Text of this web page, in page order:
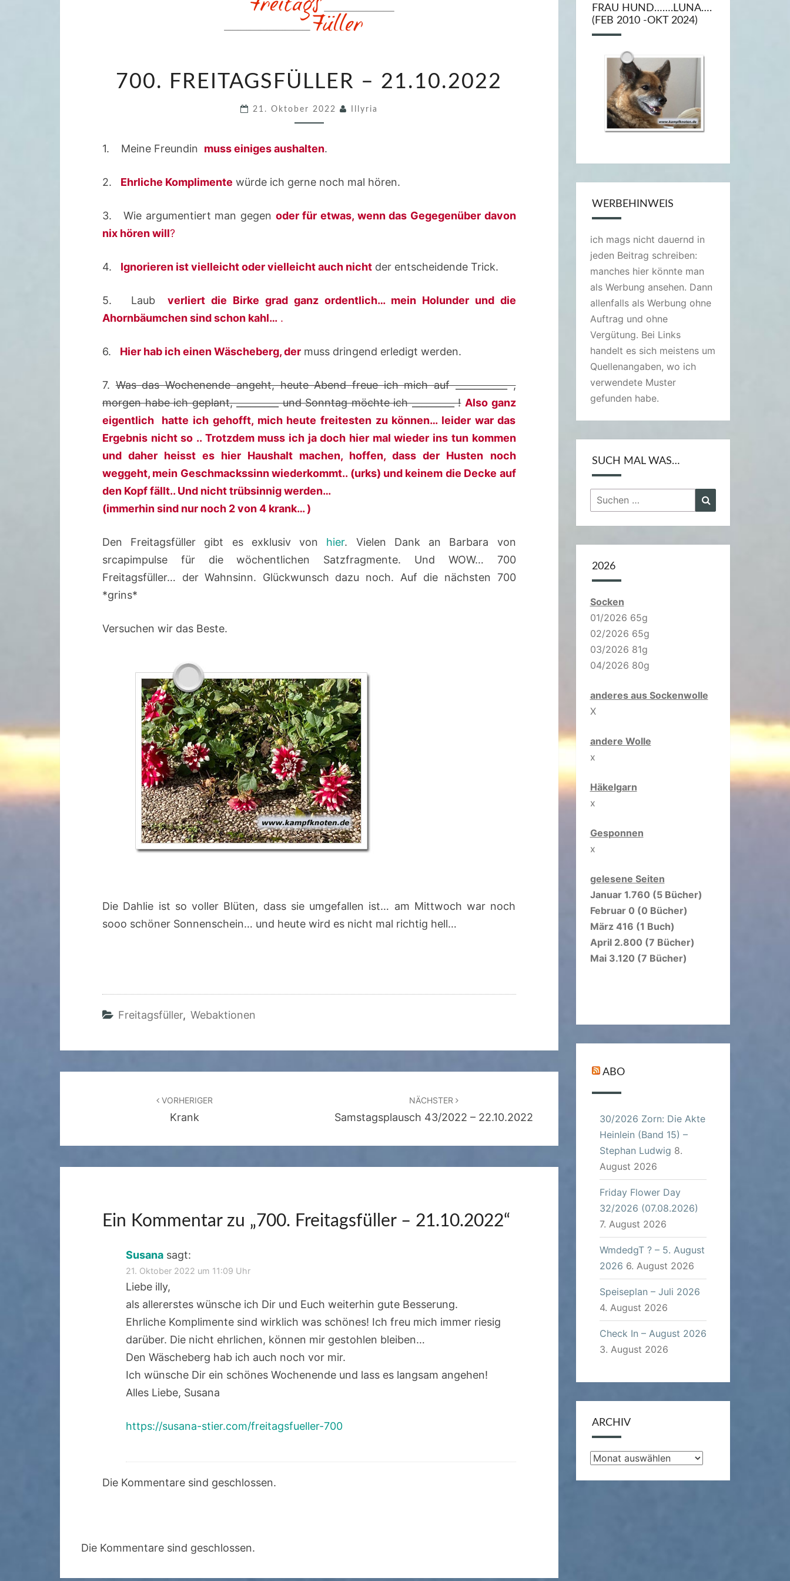
0
R
I
S
Ü
E
–
2
1
.
1
0
.
2
2
2
700. FREITAGSFÜLLER – 21.10.2022
21. Oktober 2022 Illyria
1. Meine Freundin muss einiges aushalten.
2. Ehrliche Komplimente würde ich gerne noch mal hören.
3. Wie argumentiert man gegen oder für etwas, wenn das Gegegenüber davon
nix hören will?
4. Ignorieren ist vielleicht oder vielleicht auch nicht der entscheidende Trick.
5. Laubverliert die Birke grad ganz ordentlich… mein Holunder und die
Ahornbäumchen sind schon kahl… .
6. Hier hab ich einen Wäscheberg, der muss dringend erledigt werden.
7.Was das Wochenende angeht, heute Abend freue ich mich auf ___________ ,
morgen habe ich geplant, _________ und Sonntag möchte ich _________ ! Also ganz
eigentlich hatte ich gehofft, mich heute freitesten zu können… leider war das
Ergebnis nicht so .. Trotzdem muss ich ja doch hier mal wieder ins tun kommen
und daher heisst es hier Haushalt machen, hoffen, dass der Husten noch
weggeht, mein Geschmackssinn wiederkommt.. (urks) und keinem die Decke auf
den Kopf fällt.. Und nicht trübsinnig werden…
(immerhin sind nur noch 2 von 4 krank… )
Den Freitagsfüller gibt es exklusiv von hier. Vielen Dank an Barbara von
srcapimpulse für die wöchentlichen Satzfragmente. Und WOW… 700
Freitagsfüller… der Wahnsinn. Glückwunsch dazu noch. Auf die nächsten 700
*grins*
Versuchen wir das Beste.
Die Dahlie ist so voller Blüten, dass sie umgefallen ist… am Mittwoch war noch
sooo schöner Sonnenschein… und heute wird es nicht mal richtig hell…
Freitagsfüller, Webaktionen
Beitragsnavigation
VORHERIGER
Krank
NÄCHSTER
Samstagsplausch 43/2022 – 22.10.2022
Ein Kommentar zu „700. Freitagsfüller – 21.10.2022“
Susana sagt:
21. Oktober 2022 um 11:09 Uhr
Liebe illy,
als allererstes wünsche ich Dir und Euch weiterhin gute Besserung.
Ehrliche Komplimente sind wirklich was schönes! Ich freu mich immer riesig
darüber. Die nicht ehrlichen, können mir gestohlen bleiben…
Den Wäscheberg hab ich auch noch vor mir.
Ich wünsche Dir ein schönes Wochenende und lass es langsam angehen!
Alles Liebe, Susana
https://susana-stier.com/freitagsfueller-700
Die Kommentare sind geschlossen.
Die Kommentare sind geschlossen.
FRAU HUND…….LUNA….
(FEB 2010 -OKT 2024)
WERBEHINWEIS
ich mags nicht dauernd in
jeden Beitrag schreiben:
manches hier könnte man
als Werbung ansehen. Dann
allenfalls als Werbung ohne
Auftrag und ohne
Vergütung. Bei Links
handelt es sich meistens um
Quellenangaben, wo ich
verwendete Muster
gefunden habe.
SUCH MAL WAS…
Suchen
nach:
2026
Socken
01/2026 65g
02/2026 65g
03/2026 81g
04/2026 80g
anderes aus Sockenwolle
X
andere Wolle
x
Häkelgarn
x
Gesponnen
x
gelesene Seiten
Januar 1.760 (5 Bücher)
Februar 0 (0 Bücher)
März 416 (1 Buch)
April 2.800 (7 Bücher)
Mai 3.120 (7 Bücher)
ABO
30/2026 Zorn: Die Akte
Heinlein (Band 15) –
Stephan Ludwig 8.
August 2026
Friday Flower Day
32/2026 (07.08.2026)
7. August 2026
WmdedgT ? – 5. August
2026 6. August 2026
Speiseplan – Juli 2026
4. August 2026
Check In – August 2026
3. August 2026
ARCHIV
Archiv